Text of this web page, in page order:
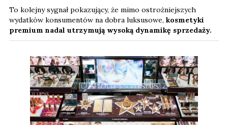
To kolejny sygnał pokazujący, że mimo ostrożniejszych
wydatków konsumentów na dobra luksusowe, kosmetyki
premium nadal utrzymują wysoką dynamikę sprzedaży.